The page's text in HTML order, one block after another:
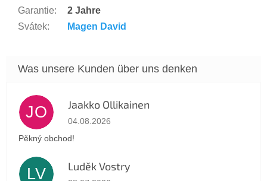
Garantie:
2 Jahre
Svátek: Magen David
JO Jaakko Ollikainen
Die Shop-Bewertung beträgt 5 von 5 Sternen.
04.08.2026
Pěkný obchod!
LV Luděk Vostry